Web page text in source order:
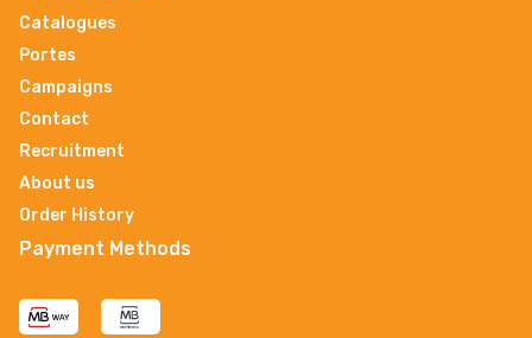
Catalogues
Portes
Campaigns
Contact
Recruitment
About us
Order History
Payment Methods